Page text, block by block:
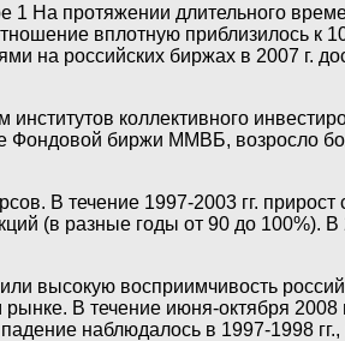
1 На протяжении длительного
вплотную приблизилось к
на российских биржах в 2007 г.
коллективного
Фондовой биржи ММВБ, возросло
В течение 1997-2003 гг. прирост
(в разные годы от 90 до 100%). В
высокую восприимчивость
В течение июня-октября 2008
наблюдалось в 1997-1998